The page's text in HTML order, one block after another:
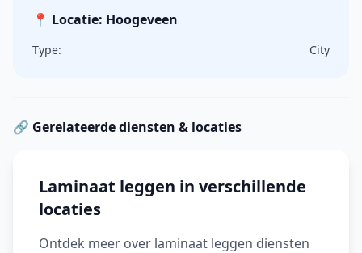
📍 Locatie: Hoogeveen
Type: City
🔗 Gerelateerde diensten & locaties
Laminaat leggen in verschillende
locaties
Ontdek meer over laminaat leggen diensten